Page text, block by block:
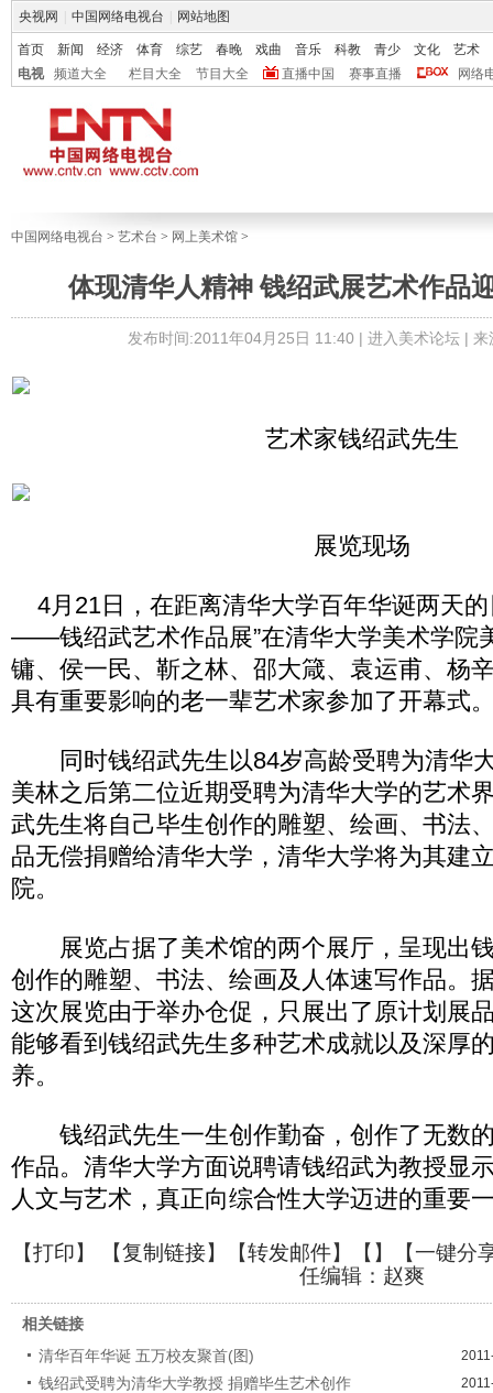
央视网 中国网络电视台 网站地图
首页 新闻 经济 体育 综艺 春晚 戏曲 音乐 科教 青少 文化
艺术
电视
频道大全 栏目大全 节目大全 直播中国 赛事直播 网络
中国网络电视台 > 艺术台 > 网上美术馆 >
体现清华人精神 钱绍武展艺术作品
发布时间:2011年04月25日 11:40 | 进入美术论坛| 来
艺术家钱绍武先生
展览现场
4月21日，在距离清华大学百年华诞两天的
——钱绍武艺术作品展”在清华大学美术学院
镛、侯一民、靳之林、邵大箴、袁运甫、杨
具有重要影响的老一辈艺术家参加了开幕式
同时钱绍武先生以84岁高龄受聘为清华
美林之后第二位近期受聘为清华大学的艺术
武先生将自己毕生创作的雕塑、绘画、书法
品无偿捐赠给清华大学，清华大学将为其建
院。
展览占据了美术馆的两个展厅，呈现出
创作的雕塑、书法、绘画及人体速写作品。
这次展览由于举办仓促，只展出了原计划展
能够看到钱绍武先生多种艺术成就以及深厚
养。
钱绍武先生一生创作勤奋，创作了无数
作品。清华大学方面说聘请钱绍武为教授显
人文与艺术，真正向综合性大学迈进的重要
【打印】 【复制链接】【转发邮件】【 】
【一键分
任编辑：赵爽
相关链接
清华百年华诞 五万校友聚首(图)
钱绍武受聘为清华大学教授 捐赠毕生艺术创作